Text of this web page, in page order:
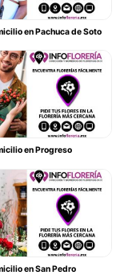
en Pachuca de Soto
en Progreso
en San Pedro